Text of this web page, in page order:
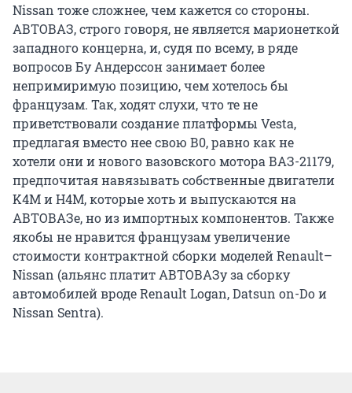
Nissan тоже сложнее, чем кажется со стороны.
АВТОВАЗ, строго говоря, не является марионеткой
западного концерна, и, судя по всему, в ряде
вопросов Бу Андерссон занимает более
непримиримую позицию, чем хотелось бы
французам. Так, ходят слухи, что те не
приветствовали создание платформы Vesta,
предлагая вместо нее свою В0, равно как не
хотели они и нового вазовского мотора ВАЗ-21179,
предпочитая навязывать собственные двигатели
K4M и H4M, которые хоть и выпускаются на
АВТОВАЗе, но из импортных компонентов. Также
якобы не нравится французам увеличение
стоимости контрактной сборки моделей Renault–
Nissan (альянс платит АВТОВАЗу за сборку
автомобилей вроде Renault Logan, Datsun on-Do и
Nissan Sentra).